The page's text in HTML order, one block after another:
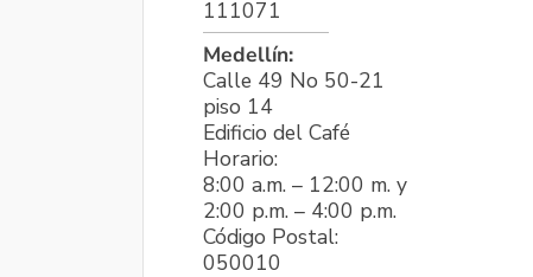
111071
Medellín:
Calle 49 No 50-21
piso 14
Edificio del Café
Horario:
8:00 a.m. – 12:00 m. y
2:00 p.m. – 4:00 p.m.
Código Postal:
050010